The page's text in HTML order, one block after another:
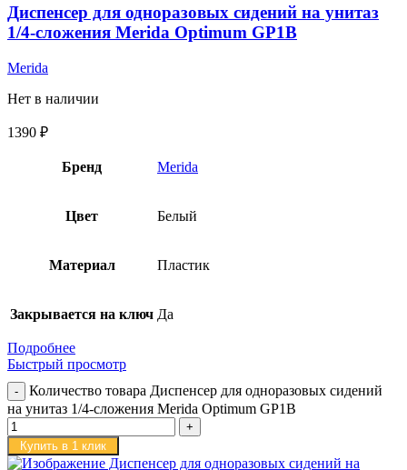
Диспенсер для одноразовых сидений на унитаз
1/4-сложения Merida Optimum GP1B
Merida
Нет в наличии
1390 ₽
Бренд Merida
Цвет Белый
Материал Пластик
Закрывается на ключ Да
Подробнее
Быстрый просмотр
Количество товара Диспенсер для одноразовых сидений
на унитаз 1/4-сложения Merida Optimum GP1B
Купить в 1 клик